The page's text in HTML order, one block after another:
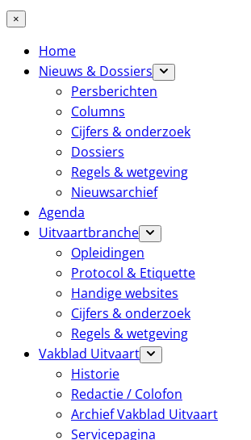
×
Home
Nieuws & Dossiers
Persberichten
Columns
Cijfers & onderzoek
Dossiers
Regels & wetgeving
Nieuwsarchief
Agenda
Uitvaartbranche
Opleidingen
Protocol & Etiquette
Handige websites
Cijfers & onderzoek
Regels & wetgeving
Vakblad Uitvaart
Historie
Redactie / Colofon
Archief Vakblad Uitvaart
Servicepagina